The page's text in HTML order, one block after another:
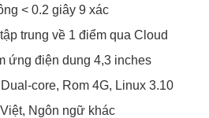
< 0.2 giây 9 xác
trung về 1 điểm qua Cloud
ứng điện dung 4,3 inches
core, Rom 4G, Linux 3.10
Ngôn ngữ khác